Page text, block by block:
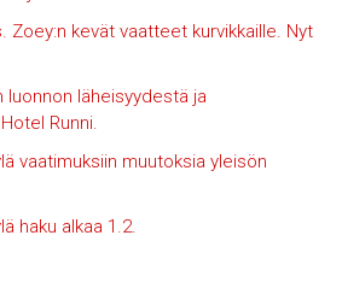
Zoey:n kevät vaatteet kurvikkaille. Nyt
läheisyydestä ja
Runni.
vaatimuksiin muutoksia yleisön
haku alkaa 1.2.